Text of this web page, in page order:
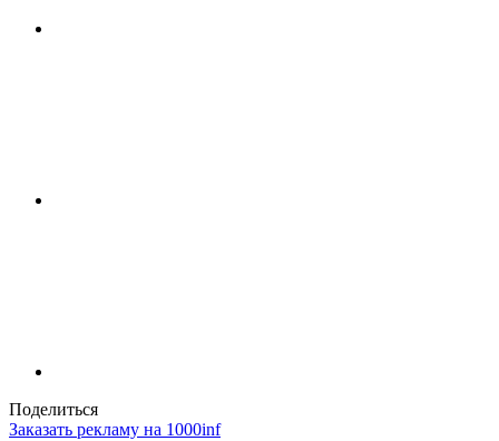
Поделиться
Заказать рекламу на 1000inf